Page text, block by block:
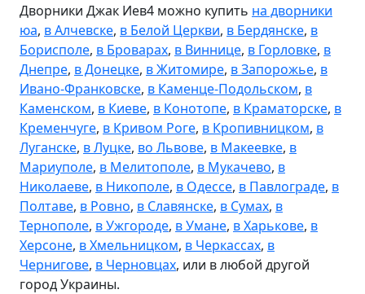
Дворники Джак Иев4 можно купить на дворники
юа, в Алчевске, в Белой Церкви, в Бердянске, в
Борисполе, в Броварах, в Виннице, в Горловке, в
Днепре, в Донецке, в Житомире, в Запорожье, в
Ивано-Франковске, в Каменце-Подольском, в
Каменском, в Киеве, в Конотопе, в Краматорске, в
Кременчуге, в Кривом Роге, в Кропивницком, в
Луганске, в Луцке, во Львове, в Макеевке, в
Мариуполе, в Мелитополе, в Мукачево, в
Николаеве, в Никополе, в Одессе, в Павлограде, в
Полтаве, в Ровно, в Славянске, в Сумах, в
Тернополе, в Ужгороде, в Умане, в Харькове, в
Херсоне, в Хмельницком, в Черкассах, в
Чернигове, в Черновцах, или в любой другой
город Украины.